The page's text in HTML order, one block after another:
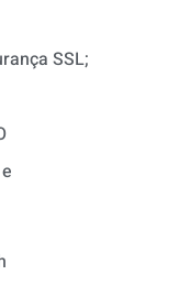
SSL;